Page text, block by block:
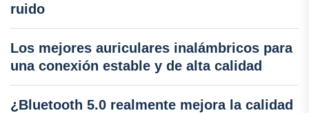
ruido
Los mejores auriculares inalámbricos para
una conexión estable y de alta calidad
¿Bluetooth 5.0 realmente mejora la calidad